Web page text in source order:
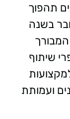
תהפוך
בשנה
שיתוף
ועמותת